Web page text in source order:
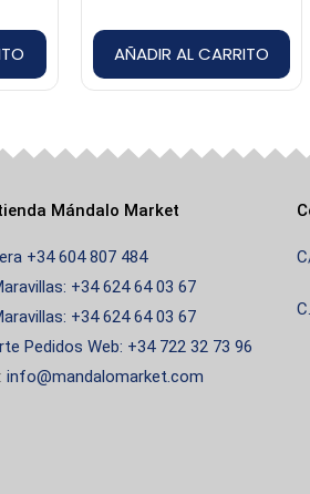
AÑADIR AL CARRITO
Mándalo Market
+34 604 807 484
+34 624 64 03 67
+34 624 64 03 67
Pedidos Web: +34 722 32 73 96
info@mandalomarket.com